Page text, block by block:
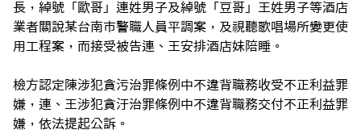
長，綽號「歐哥」連姓男子及綽號「豆哥」王姓男子等酒店
業者關說某台南市警職人員平調案，及視聽歌唱場所變更使
用工程案，而接受被告連、王安排酒店妹陪睡。
檢方認定陳涉犯貪污治罪條例中不違背職務收受不正利益罪
嫌，連、王涉犯貪汙治罪條例中不違背職務交付不正利益罪
嫌，依法提起公訴。